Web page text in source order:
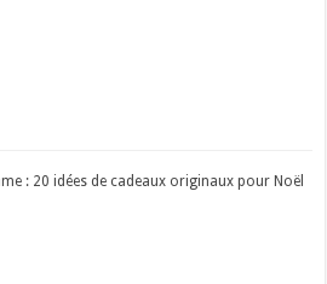
: 20 idées de cadeaux originaux pour Noël